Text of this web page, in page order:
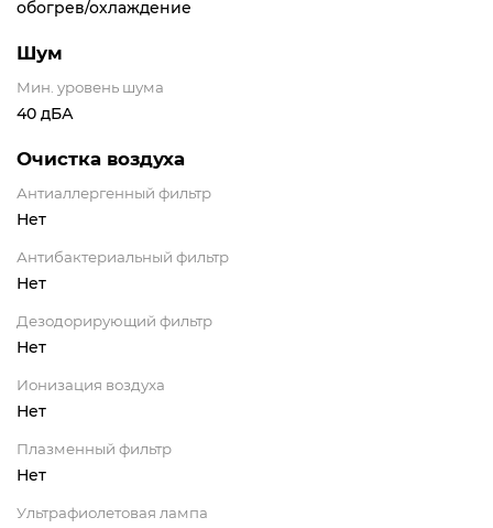
обогрев/охлаждение
Шум
Мин. уровень шума
40 дБА
Очистка воздуха
Антиаллергенный фильтр
Нет
Антибактериальный фильтр
Нет
Дезодорирующий фильтр
Нет
Ионизация воздуха
Нет
Плазменный фильтр
Нет
Ультрафиолетовая лампа